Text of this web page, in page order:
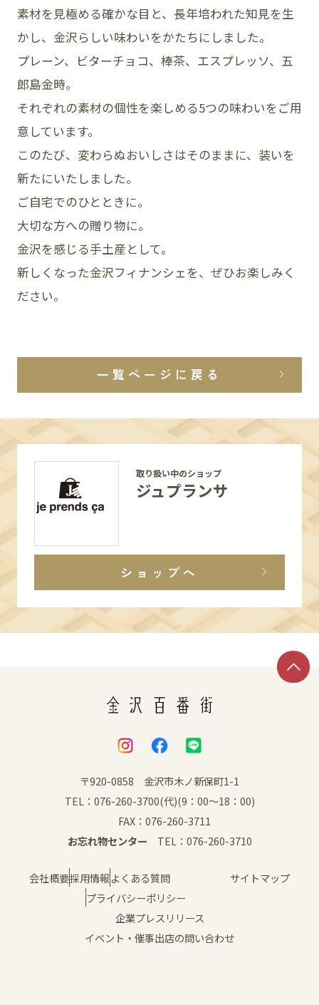
SNS
素材を見極める確かな目と、長年培われた知見を生
かし、金沢らしい味わいをかたちにしました。
プレーン、ビターチョコ、棒茶、エスプレッソ、五
郎島金時。
それぞれの素材の個性を楽しめる5つの味わいをご用
意しています。
このたび、変わらぬおいしさはそのままに、装いを
新たにいたしました。
ご自宅でのひとときに。
大切な方への贈り物に。
金沢を感じる手土産として。
新しくなった金沢フィナンシェを、ぜひお楽しみく
ださい。
一覧ページに戻る
取り扱い中のショップ
ジュプランサ
ショップへ
〒920-0858 金沢市木ノ新保町1-1
TEL：076-260-3700(代)(9：00～18：00)
FAX：076-260-3711
お忘れ物センター TEL：076-260-3710
会社概要採用情報よくある質問
サイトマップ
プライバシーポリシー
企業プレスリリース
イベント・催事出店の問い合わせ